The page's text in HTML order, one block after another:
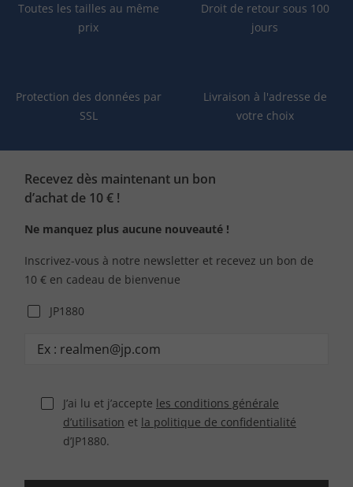
Toutes les tailles au même
prix
Droit de retour sous 100
jours
Protection des données par
SSL
Livraison à l'adresse de
votre choix
Recevez dès maintenant un bon
d’achat de 10 € !
Ne manquez plus aucune nouveauté !
Inscrivez-vous à notre newsletter et recevez un bon de
10 € en cadeau de bienvenue
JP1880
J’ai lu et j’accepte les conditions générale
d’utilisation et la politique de confidentialité
d’JP1880.